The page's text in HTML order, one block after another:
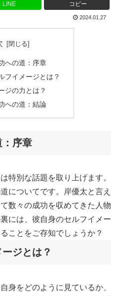
LINE コピー
2024.01.27
への道：序章
フイメージとは？
ジの力とは？
への道：結論
：序章
特別な話題を取り上げます。
についてです。岸優太と言え
数々の成功を収めてきた人物
には、彼自身のセルフイメー
ことをご存知でしょうか？
ジとは？
身をどのように見ているか、